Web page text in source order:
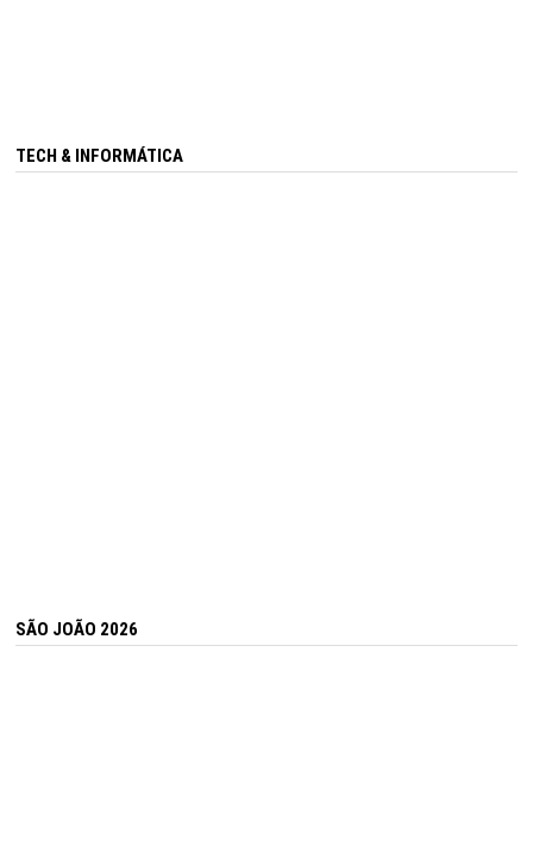
TECH & INFORMÁTICA
SÃO JOÃO 2026